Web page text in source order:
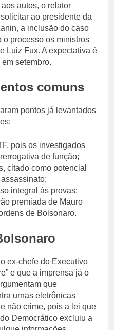
autos, o relator
ao presidente da
a inclusão do caso
o processo os ministros
Luiz Fux. A expectativa é
setembro.
comuns
pontos já levantados
pois os investigados
de função;
citado como potencial
integral às provas;
premiada de Mauro
de Bolsonaro.
ex-chefe do Executivo
e que a imprensa já o
que
urnas eletrônicas
não crime, pois a lei que
Democrático excluiu a